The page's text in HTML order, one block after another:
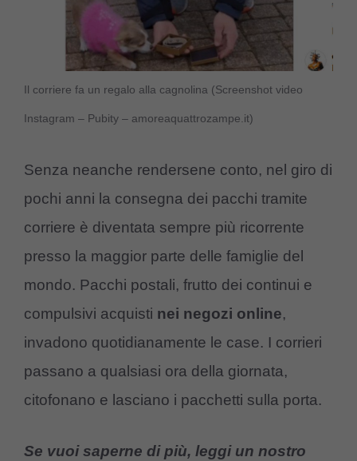
Il corriere fa un regalo alla cagnolina (Screenshot video
Instagram – Pubity – amoreaquattrozampe.it)
Senza neanche rendersene conto, nel giro di
pochi anni la consegna dei pacchi tramite
corriere è diventata sempre più ricorrente
presso la maggior parte delle famiglie del
mondo. Pacchi postali, frutto dei continui e
compulsivi acquisti nei negozi online,
invadono quotidianamente le case. I corrieri
passano a qualsiasi ora della giornata,
citofonano e lasciano i pacchetti sulla porta.
Se vuoi saperne di più, leggi un nostro